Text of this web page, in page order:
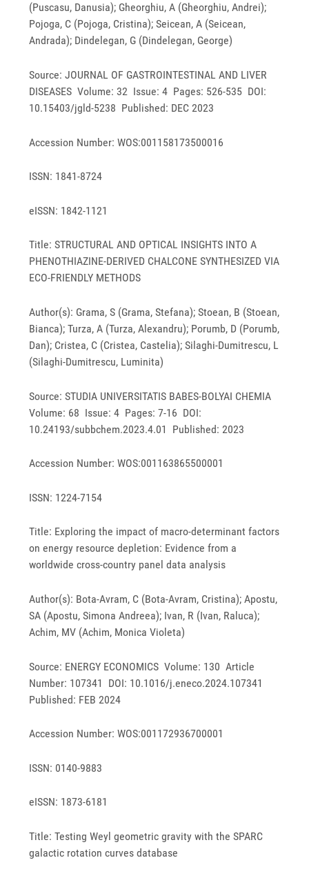
(Puscasu, Danusia); Gheorghiu, A (Gheorghiu, Andrei);
Pojoga, C (Pojoga, Cristina); Seicean, A (Seicean,
Andrada); Dindelegan, G (Dindelegan, George)
Source: JOURNAL OF GASTROINTESTINAL AND LIVER
DISEASES Volume: 32 Issue: 4 Pages: 526-535 DOI:
10.15403/jgld-5238 Published: DEC 2023
Accession Number: WOS:001158173500016
ISSN: 1841-8724
eISSN: 1842-1121
Title: STRUCTURAL AND OPTICAL INSIGHTS INTO A
PHENOTHIAZINE-DERIVED CHALCONE SYNTHESIZED VIA
ECO-FRIENDLY METHODS
Author(s): Grama, S (Grama, Stefana); Stoean, B (Stoean,
Bianca); Turza, A (Turza, Alexandru); Porumb, D (Porumb,
Dan); Cristea, C (Cristea, Castelia); Silaghi-Dumitrescu, L
(Silaghi-Dumitrescu, Luminita)
Source: STUDIA UNIVERSITATIS BABES-BOLYAI CHEMIA
Volume: 68 Issue: 4 Pages: 7-16 DOI:
10.24193/subbchem.2023.4.01 Published: 2023
Accession Number: WOS:001163865500001
ISSN: 1224-7154
Title: Exploring the impact of macro-determinant factors
on energy resource depletion: Evidence from a
worldwide cross-country panel data analysis
Author(s): Bota-Avram, C (Bota-Avram, Cristina); Apostu,
SA (Apostu, Simona Andreea); Ivan, R (Ivan, Raluca);
Achim, MV (Achim, Monica Violeta)
Source: ENERGY ECONOMICS Volume: 130 Article
Number: 107341 DOI: 10.1016/j.eneco.2024.107341
Published: FEB 2024
Accession Number: WOS:001172936700001
ISSN: 0140-9883
eISSN: 1873-6181
Title: Testing Weyl geometric gravity with the SPARC
galactic rotation curves database